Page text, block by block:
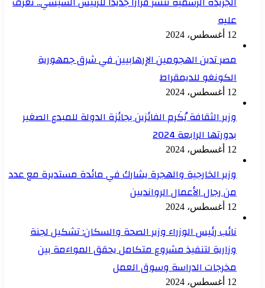
عليه
12 أغسطس، 2024
مصر تدين الهجومين الإرهابيين في شرق جمهورية
الكونغو للديمقراط
12 أغسطس، 2024
وزير الثقافة يُكَرم الفائزين بجائزة الدولة للمبدع الصغير
بدورتها الرابعة 2024
12 أغسطس، 2024
وزير الخارجية والهجرة يشارك في مائدة مستديرة مع عدد
من رجال الأعمال الروانديين
12 أغسطس، 2024
نائب رئيس الوزراء وزير الصحة والسكان: تشكيل لجنة
وزارية لتنفيذ مشروع متكامل يحقق المواءمة بين
مخرجات الدراسة وسوق العمل
12 أغسطس، 2024